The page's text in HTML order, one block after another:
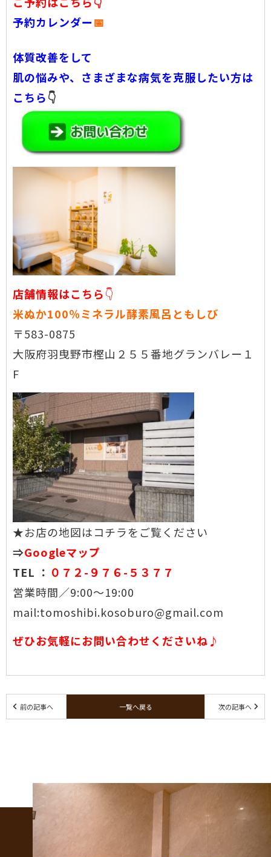
予約カレンダー📅
体質改善をして
肌の悩みや、さまざまな病気を克服したい方は
こちら👇
店舗情報はこちら👇
米ぬか100％ミネラル酵素風呂ともしび
〒583-0875
大阪府羽曳野市樫山２５５番地グランバレー１
F
★お店の地図はコチラをご覧ください
⇒Googleマップ
TEL ： ０７２-９７６-５３７７
営業時間／9:00〜19:00
mail:tomoshibi.kosoburo@gmail.com
ぜひお気軽にお問い合わせくださいね♪
前の記事へ 一覧へ戻る 次の記事へ